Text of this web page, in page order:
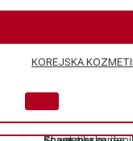
KOREJSKA